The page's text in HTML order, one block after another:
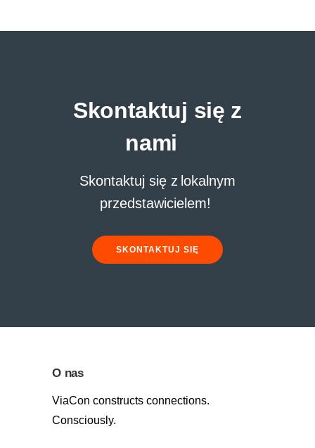
Skontaktuj się z
nami
Skontaktuj się z lokalnym
przedstawicielem!
SKONTAKTUJ SIĘ
O nas
ViaCon constructs connections.
Consciously.